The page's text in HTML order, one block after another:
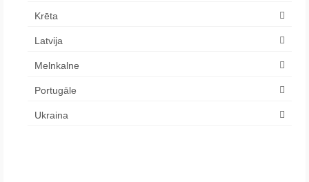
Krēta
Latvija
Melnkalne
Portugāle
Ukraina